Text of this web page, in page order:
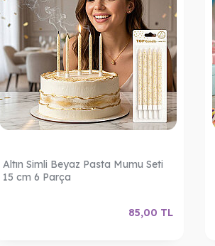
Altın Simli Beyaz Pasta Mumu Seti
15 cm 6 Parça
85,00 TL